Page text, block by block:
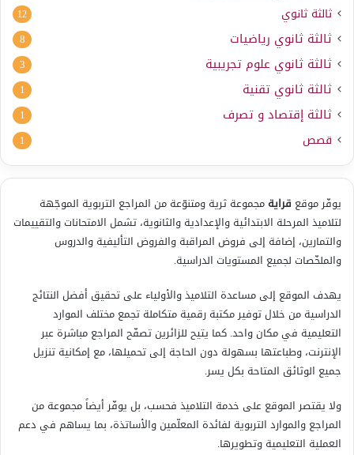
ثالثة ثانوي 12
ثالثة ثانوي رياضيات 8
ثالثة ثانوي علوم تجريبية 3
ثالثة ثانوي تقنية 1
ثالثة إقتصاد و تصرف 1
قصص 1
يوفّر موقع قرايةمجموعة ثرية ومتنوّعة من المراجع التربوية الموجّهة
لتلاميذ المرحلة الابتدائية والإعدادية والثانوية، تشمل الامتحانات والتقييمات
والتمارين، إضافة إلى فروض المراقبة والفروض التأليفية والدروس
والملخّصات لجميع المستويات الدراسية.
يهدف الموقع إلى مساعدة التلاميذ والأولياء على تحقيق أفضل النتائج
الدراسية من خلال توفير مكتبة رقمية متكاملة تجمع مختلف الموارد
التعليمية في مكان واحد. كما يتيح للزائرين تصفّح المراجع مباشرة عبر
الإنترنت، وطباعتها بسهولة دون الحاجة إلى تحميلها، مع إمكانية تنزيل
جميع الوثائق المتاحة بكل يسر.
ولا يقتصر الموقع على خدمة التلاميذ فحسب، بل يوفّر أيضاً مجموعة من
المراجع والموارد التربوية لفائدة المعلّمين والأساتذة، بما يساهم في دعم
العملية التعليمية وتطويرها.